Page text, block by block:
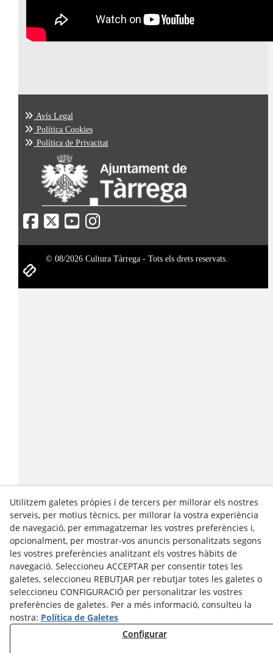
Avís Legal
Política Cookies
Política de Privacitat
© 08/2026 Cultura Tàrrega - Tots els drets reservats.
Utilitzem galetes pròpies i de tercers per millorar els nostres
serveis, per motius tècnics, per millorar la vostra experiència
de navegació, per emmagatzemar les vostres preferències i,
opcionalment, per mostrar-vos anuncis personalitzats segons
les vostres preferències analitzant els vostres hàbits de
navegació. Seleccioneu ACCEPTAR per consentir totes les
galetes, seleccioneu REBUTJAR per rebutjar totes les galetes o
seleccioneu CONFIGURACIÓ per personalitzar les vostres
preferències de galetes. Per a més informació, consulteu la
nostra: Política de Galetes
Configurar